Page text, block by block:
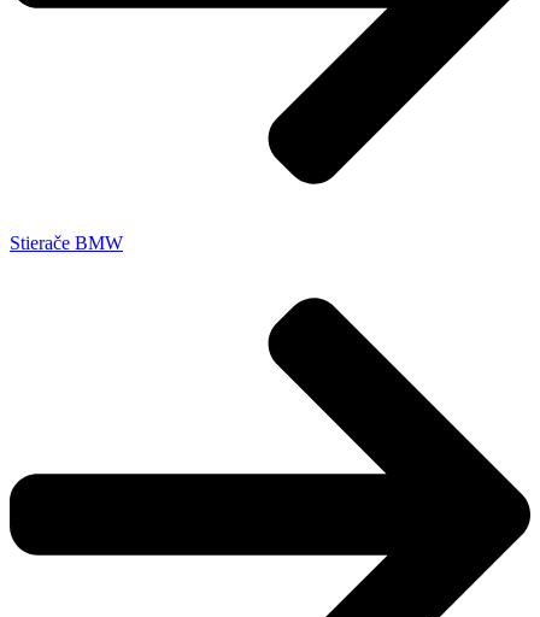
Stierače BMW